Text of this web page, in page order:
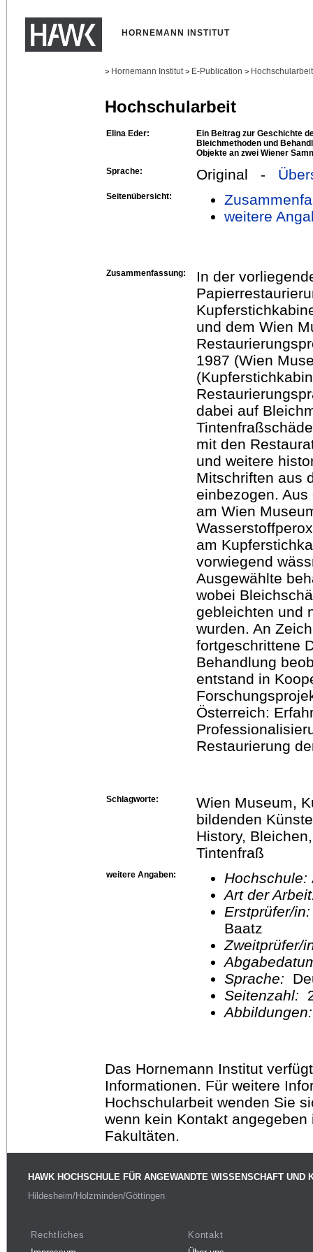
HORNEMANN INSTITUT
> Hornemann Institut > E-Publication >
Hochschularbeit
Elina Eder:
Ein Beitrag zur Geschichte
Bleichmethoden und
Objekte an zwei Wiener
Sprache:
Original -
Seitenübersicht:
weitere
Zusammenfassung:
In der
und dem Wien
1987 (Wien
dabei auf
mit den
und weitere
Mitschriften aus
einbezogen.
am Wien
am
vorwiegend
Ausgewählte
wobei
gebleichten und
wurden. An
fortgeschrittene
Behandlung
entstand in
Österreich:
Restaurierung
Schlagworte:
Wien Museum,
bildenden
History,
Tintenfraß
weitere Angaben: Hochschule:
Art der
Erstprüfer/
Baatz
Sprache:
Seitenzahl:
Das Hornemann Institut
Informationen. Für weitere
Hochschularbeit wenden Sie
wenn kein Kontakt
Fakultäten.
HAWK HOCHSCHULE FÜR ANGEWANDTE WISSENSCHAFT UND
Hildesheim/Holzminden/Göttingen
Rechtliches
Kontakt